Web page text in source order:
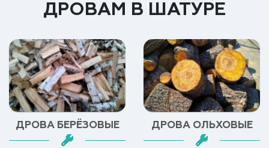
ДРОВАМ В ШАТУРЕ
ДРОВА БЕРЁЗОВЫЕ ДРОВА ОЛЬХОВЫЕ